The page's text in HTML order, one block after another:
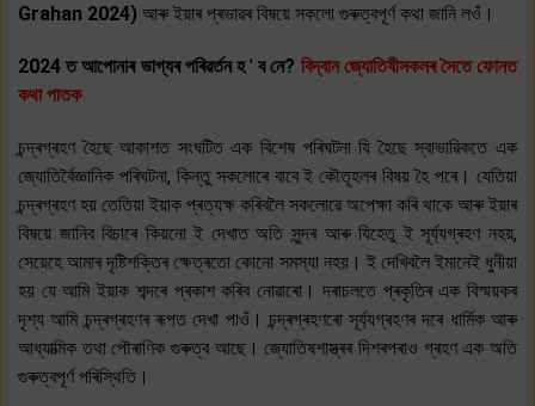
Grahan 2024) আৰু ইয়াৰ প্ৰভাৱৰ বিষয়ে সকলো গুৰুত্বপূৰ্ণ কথা জানি লওঁ।
2024 ত আপোনাৰ ভাগ্যৰ পৰিৱৰ্তন হ’ ব নে? বিদ্বান জ্যোতিষীসকলৰ সৈতে ফোনত
কথা পাতক
চন্দ্ৰগ্ৰহণ হৈছে আকাশত সংঘটিত এক বিশেষ পৰিঘটনা যি হৈছে স্বাভাৱিকতে এক
জ্যোতিৰ্বৈজ্ঞানিক পৰিঘটনা, কিন্তু সকলোৰে বাবে ই কৌতূহলৰ বিষয় হৈ পৰে। যেতিয়া
চন্দ্ৰগ্ৰহণ হয় তেতিয়া ইয়াক প্ৰত্যক্ষ কৰিবলৈ সকলোৱে অপেক্ষা কৰি থাকে আৰু ইয়াৰ
বিষয়ে জানিব বিচাৰে কিয়নো ই দেখাত অতি সুন্দৰ আৰু যিহেতু ই সূৰ্য্যগ্ৰহণ নহয়,
সেয়েহে আমাৰ দৃষ্টিশক্তিৰ ক্ষেত্ৰতো কোনো সমস্যা নহয়। ই দেখিবলৈ ইমানেই ধুনীয়া
হয় যে আমি ইয়াক শব্দৰে প্ৰকাশ কৰিব নোৱাৰো। দৰাচলতে প্ৰকৃতিৰ এক বিস্ময়কৰ
দৃশ্য আমি চন্দ্ৰগ্ৰহণৰ ৰূপত দেখা পাওঁ। চন্দ্ৰগ্ৰহণৰো সূৰ্য্যগ্ৰহণৰ দৰে ধাৰ্মিক আৰু
আধ্যাত্মিক তথা পৌৰাণিক গুৰুত্ব আছে। জ্যোতিষশাস্ত্ৰৰ দিশৰপৰাও গ্ৰহণ এক অতি
গুৰুত্বপূৰ্ণ পৰিস্থিতি।